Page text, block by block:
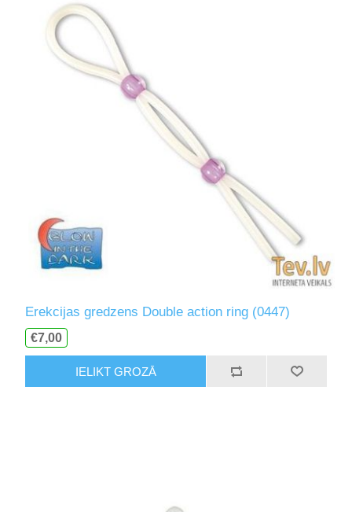
Erekcijas gredzens Double action ring (0447)
€7,00
IELIKT GROZĀ